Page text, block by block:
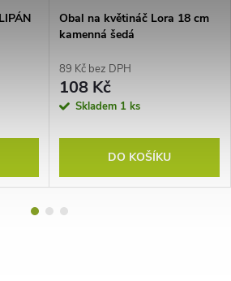
Obal na květináč Lora 18 cm
kamenná šedá
89 Kč bez DPH
108 Kč
Skladem 1 ks
DO KOŠÍKU